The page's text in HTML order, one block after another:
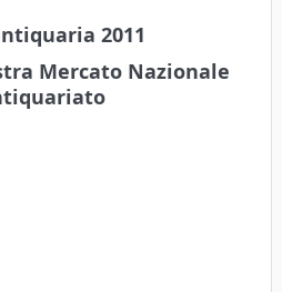
2011
Mercato Nazionale